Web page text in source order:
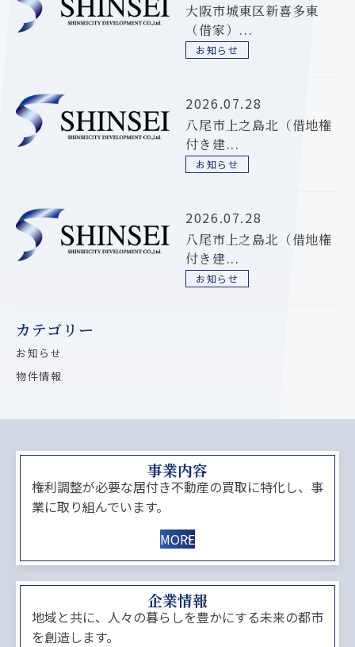
大阪市城東区新喜多東
（借家）...
お知らせ
2026.07.28
八尾市上之島北（借地権
付き建...
お知らせ
2026.07.28
八尾市上之島北（借地権
付き建...
お知らせ
カテゴリー
お知らせ
物件情報
事業内容
権利調整が必要な居付き不動産の買取に特化し、事
業に取り組んでいます。
MORE
企業情報
地域と共に、人々の暮らしを豊かにする未来の都市
を創造します。